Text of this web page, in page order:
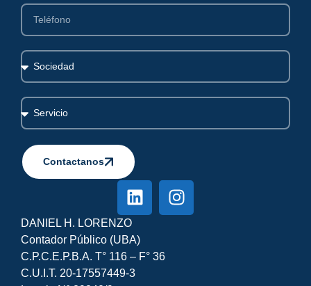
Contactanos
DANIEL H. LORENZO
Contador Público (UBA)
C.P.C.E.P.B.A. T° 116 – F° 36
C.U.I.T. 20-17557449-3